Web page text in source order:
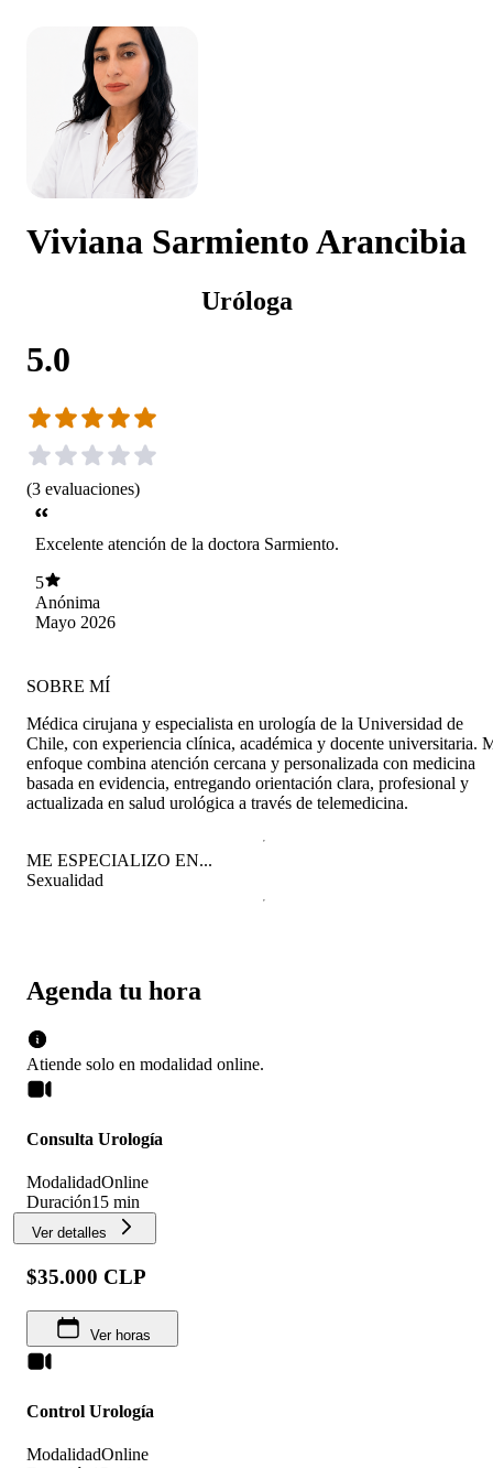
Viviana Sarmiento Arancibia
Uróloga
5.0
(3 evaluaciones)
Excelente atención de la doctora Sarmiento.
5
Anónima
Mayo 2026
Agenda tu hora
Atiende solo en modalidad online.
Consulta Urología
ModalidadOnline
Duración15 min
Ver detalles
$35.000 CLP
Ver horas
Control Urología
ModalidadOnline
SOBRE MÍ
Médica cirujana y especialista en urología de la Universidad de
Chile, con experiencia clínica, académica y docente universitaria.
enfoque combina atención cercana y personalizada con medicina
basada en evidencia, entregando orientación clara, profesional y
actualizada en salud urológica a través de telemedicina.
ME ESPECIALIZO EN...
Sexualidad